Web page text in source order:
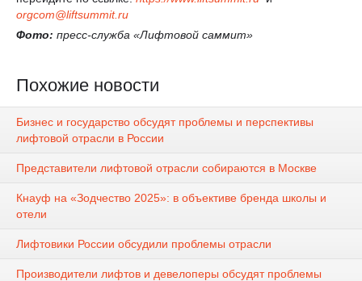
orgcom@liftsummit.ru
Фото: пресс-служба «Лифтовой саммит»
Похожие новости
Бизнес и государство обсудят проблемы и перспективы
лифтовой отрасли в России
Представители лифтовой отрасли собираются в Москве
Кнауф на «Зодчество 2025»: в объективе бренда школы и
отели
Лифтовики России обсудили проблемы отрасли
Производители лифтов и девелоперы обсудят проблемы